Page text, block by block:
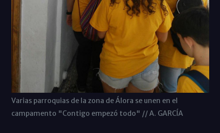
Varias parroquias de la zona de Álora se unen en el
campamento "Contigo empezó todo" // A. GARCÍA